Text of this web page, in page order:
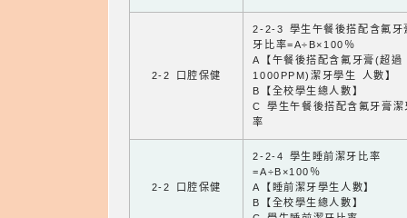
2-2 口腔保健
2-2-3 學生午餐後搭配含氟牙
牙比率=A÷B×100％
A【午餐後搭配含氟牙膏(超過
1000PPM)潔牙學生 人數】
B【全校學生總人數】
C 學生午餐後搭配含氟牙膏潔
率
2-2 口腔保健
2-2-4 學生睡前潔牙比率
=A÷B×100％
A【睡前潔牙學生人數】
B【全校學生總人數】